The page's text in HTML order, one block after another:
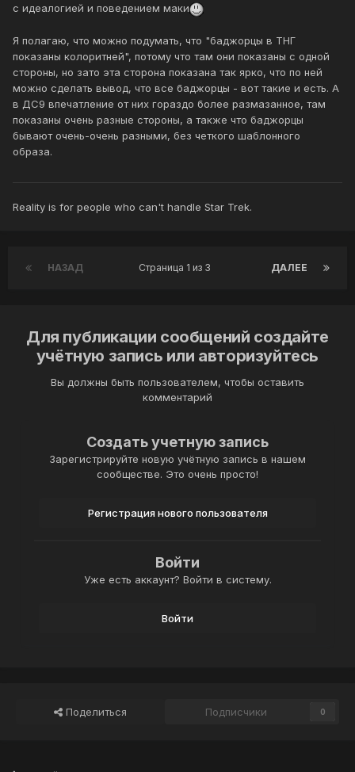
с идеалогией и поведением маки
Я полагаю, что можно подумать, что "баджорцы в ТНГ
показаны колоритней", потому что там они показаны с одной
стороны, но зато эта сторона показана так ярко, что по ней
можно сделать вывод, что все баджорцы - вот такие и есть. А
в ДС9 впечатление от них гораздо более размазанное, там
показаны очень разные стороны, а также что баджорцы
бывают очень-очень разными, без четкого шаблонного
образа.
Reality is for people who can't handle Star Trek.
НАЗАД ДАЛЕЕ
Страница 1 из 3
Для публикации сообщений создайте
учётную запись или авторизуйтесь
Вы должны быть пользователем, чтобы оставить
комментарий
Создать учетную запись
Зарегистрируйте новую учётную запись в нашем
сообществе. Это очень просто!
Регистрация нового пользователя
Войти
Уже есть аккаунт? Войти в систему.
Войти
Поделиться Подписчики 0